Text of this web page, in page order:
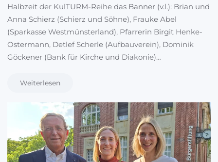
Halbzeit der KulTURM-Reihe das Banner (v.l.): Brian und
Anna Schierz (Schierz und Söhne), Frauke Abel
(Sparkasse Westmünsterland), Pfarrerin Birgit Henke-
Ostermann, Detlef Scherle (Aufbauverein), Dominik
Göckener (Bank für Kirche und Diakonie)…
Weiterlesen